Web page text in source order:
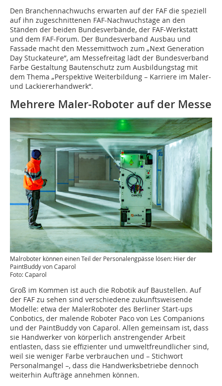
Den Branchennachwuchs erwarten auf der FAF die speziell
auf ihn zugeschnittenen FAF-Nachwuchstage an den
Ständen der beiden Bundesverbände, der FAF-Werkstatt
und dem FAF-Forum. Der Bundesverband Ausbau und
Fassade macht den Messemittwoch zum „Next Generation
Day Stuckateure”, am Messefreitag lädt der Bundesverband
Farbe Gestaltung Bautenschutz zum Ausbildungstag mit
dem Thema „Perspektive Weiterbildung – Karriere im Maler-
und Lackiererhandwerk“.
Mehrere Maler-Roboter auf der Messe
Malroboter können einen Teil der Personalengpässe lösen: Hier der
PaintBuddy von Caparol
Foto: Caparol
Groß im Kommen ist auch die Robotik auf Baustellen. Auf
der FAF zu sehen sind verschiedene zukunftsweisende
Modelle: etwa der MalerRoboter des Berliner Start-ups
Conbotics, der malende Roboter Paco von Les Companions
und der PaintBuddy von Caparol. Allen gemeinsam ist, dass
sie Handwerker von körperlich anstrengender Arbeit
entlasten, dass sie effizienter und umweltfreundlicher sind,
weil sie weniger Farbe verbrauchen und – Stichwort
Personalmangel –, dass die Handwerksbetriebe dennoch
weiterhin Aufträge annehmen können.